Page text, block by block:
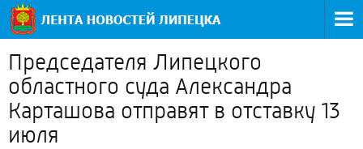
Председателя Липецкого
областного суда Александра
Карташова отправят в отставку 13
июля